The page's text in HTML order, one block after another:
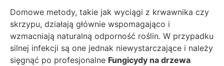
Domowe metody, takie jak wyciągi z krwawnika czy
skrzypu, działają głównie wspomagająco i
wzmacniają naturalną odporność roślin. W przypadku
silnej infekcji są one jednak niewystarczające i należy
sięgnąć po profesjonalne Fungicydy na drzewa